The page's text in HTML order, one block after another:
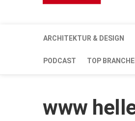
ARCHITEKTUR & DESIGN
PODCAST TOP
www